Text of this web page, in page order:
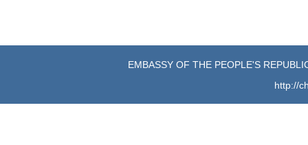
EMBASSY OF THE PEOPLE'S
http://